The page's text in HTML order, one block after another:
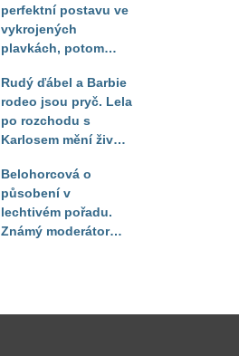
perfektní postavu ve
vykrojených
plavkách, potom
těla
Rudý ďábel a Barbie
rodeo jsou pryč. Lela
po rozchodu s
Karlosem mění život i
Sandeva
Belohorcová o
působení v
lechtivém pořadu.
Známý moderátor